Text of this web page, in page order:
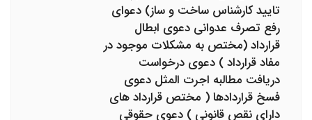
تایید کارشناس ساخت و ساز) دعوای
رفع تصرف عدوانی دعوی ابطال
قرارداد (مختص به مشکلات موجود در
مفاد قرارداد ) دعوی درخواست
دریافت مطالبه‌‌ اجرت المثل دعوی
فسخ قراردادها ( مختص قرارداد های
دارای نقص قانونی ) دعوی حقوقی